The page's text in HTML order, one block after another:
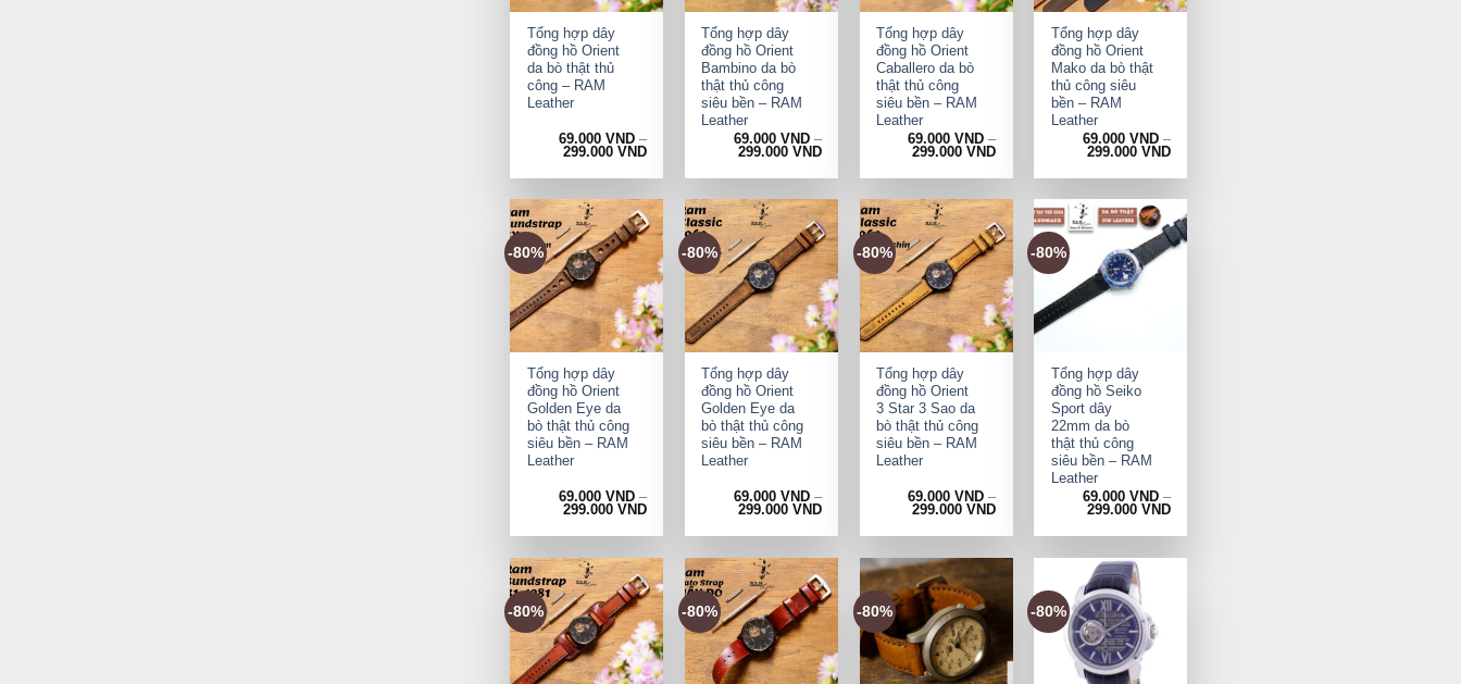
Tổng hợp dây
đồng hồ Orient
da bò thật thủ
công – RAM
Leather
69.000 VND–
299.000 VND
Tổng hợp dây
đồng hồ Orient
Bambino da bò
thật thủ công
siêu bền – RAM
Leather
69.000 VND–
299.000 VND
Tổng hợp dây
đồng hồ Orient
Caballero da bò
thật thủ công
siêu bền – RAM
Leather
69.000VND –
299.000VND
Tổng hợp dây
đồng hồ Orient
Mako da bò thật
thủ công siêu
bền – RAM
Leather
69.000 VND–
299.000 VND
-80%
Tổng hợp dây
đồng hồ Orient
Golden Eye da
bò thật thủ công
siêu bền – RAM
Leather
69.000 VND–
299.000 VND
-80%
+
Tổng hợp dây
đồng hồ Orient
Golden Eye da
bò thật thủ công
siêu bền – RAM
Leather
69.000 VND–
299.000 VND
-80%
+
Tổng hợp dây
đồng hồ Orient
3 Star 3 Sao da
bò thật thủ công
siêu bền – RAM
Leather
69.000VND –
299.000VND
-80%
Tổng hợp dây
đồng hồ Seiko
Sport dây
22mm da bò
thật thủ công
siêu bền – RAM
Leather
69.000 VND–
299.000 VND
-80% -80% -80% -80%